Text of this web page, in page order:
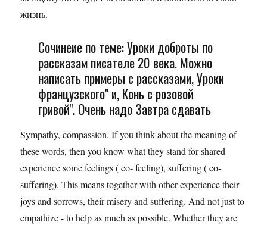
жизнь.
Сочинеие по теме: Уроки доброты по
рассказам писателе 20 века. Можно
написать примеры с рассказами, Уроки
французского" и, Конь с розовой
гривой". Очень надо Завтра сдавать
Sympathy, compassion. If you think about the meaning of
these words, then you know what they stand for shared
experience some feelings ( co- feeling), suffering ( co-
suffering). This means together with other experience their
joys and sorrows, their misery and suffering. And not just to
empathize - to help as much as possible. Whether they are